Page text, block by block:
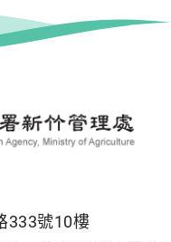
333號10樓